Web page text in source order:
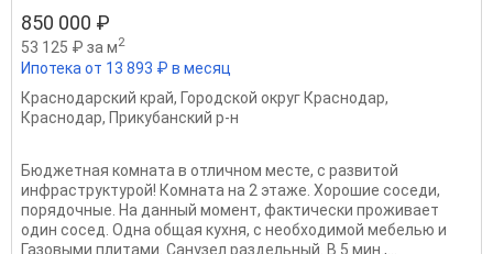
850 000 ₽
53 125 ₽ за м2
Ипотека от 13 893 ₽ в месяц
Краснодарский край, Городской округ Краснодар,
Краснодар, Прикубанский р-н
Бюджетная комната в отличном месте, с развитой
инфраструктурой! Комната на 2 этаже. Хорошие соседи,
порядочные. На данный момент, фактически проживает
один сосед. Одна общая кухня, с необходимой мебелью и
Газовыми плитами. Санузел раздельный. В 5 мин.,...